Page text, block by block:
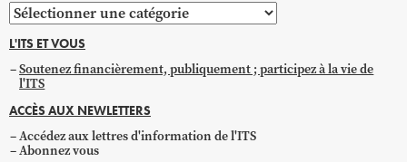
Parcourir
par
catégorie
L'ITS ET VOUS
Soutenez financièrement, publiquement ; participez à la vie de
l'ITS
ACCÈS AUX NEWLETTERS
Accédez aux lettres d'information de l'ITS
Abonnez vous